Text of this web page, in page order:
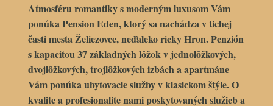
Atmosféru romantiky s moderným luxusom Vám
ponúkaPension Eden, ktorý sa nachádza v tichej
časti mestaŽeliezovce, neďaleko rieky Hron. Penzión
s kapacitou 37 základných lôžok v jednolôžkových,
dvojlôžkových, trojlôžkových izbách a apartmáne
Vám ponúka ubytovacie služby v klasickom štýle. O
kvalite a profesionalite nami poskytovaných služieb a